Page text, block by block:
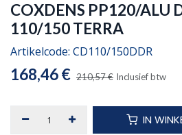
COXDENS PP120/ALU
110/150 TERRA
Artikelcode: CD110/150DDR
168,46€ 210,57€ Inclusief btw
IN